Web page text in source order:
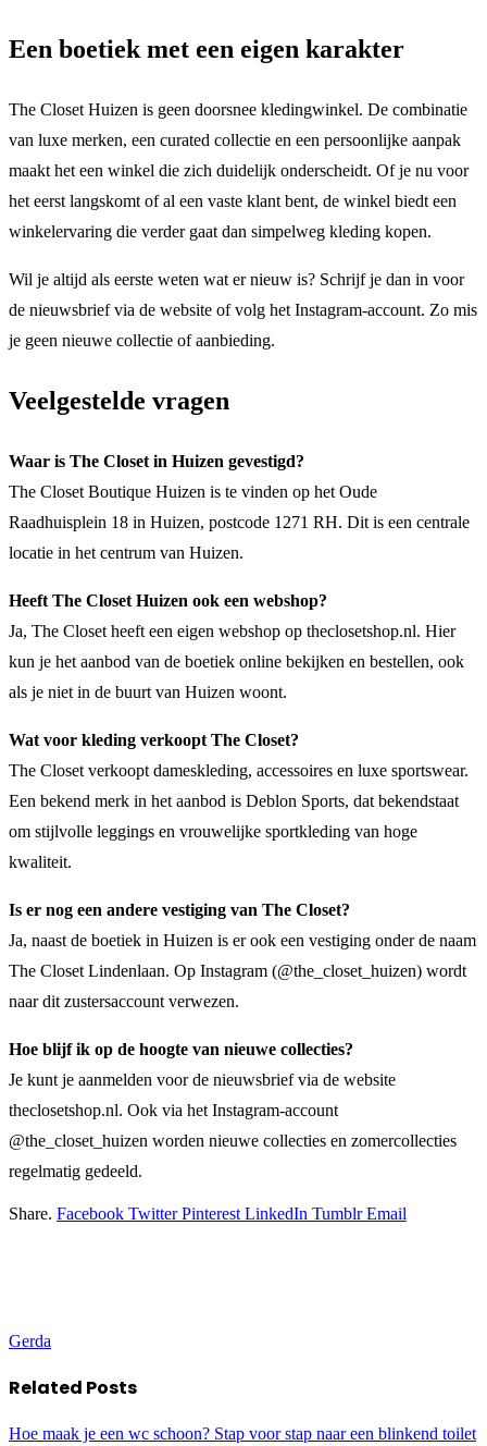
Een boetiek met een eigen karakter
The Closet Huizen is geen doorsnee kledingwinkel. De combinatie
van luxe merken, een curated collectie en een persoonlijke aanpak
maakt het een winkel die zich duidelijk onderscheidt. Of je nu voor
het eerst langskomt of al een vaste klant bent, de winkel biedt een
winkelervaring die verder gaat dan simpelweg kleding kopen.
Wil je altijd als eerste weten wat er nieuw is? Schrijf je dan in voor
de nieuwsbrief via de website of volg het Instagram-account. Zo mis
je geen nieuwe collectie of aanbieding.
Veelgestelde vragen
Waar is The Closet in Huizen gevestigd?
The Closet Boutique Huizen is te vinden op het Oude
Raadhuisplein 18 in Huizen, postcode 1271 RH. Dit is een centrale
locatie in het centrum van Huizen.
Heeft The Closet Huizen ook een webshop?
Ja, The Closet heeft een eigen webshop op theclosetshop.nl. Hier
kun je het aanbod van de boetiek online bekijken en bestellen, ook
als je niet in de buurt van Huizen woont.
Wat voor kleding verkoopt The Closet?
The Closet verkoopt dameskleding, accessoires en luxe sportswear.
Een bekend merk in het aanbod is Deblon Sports, dat bekendstaat
om stijlvolle leggings en vrouwelijke sportkleding van hoge
kwaliteit.
Is er nog een andere vestiging van The Closet?
Ja, naast de boetiek in Huizen is er ook een vestiging onder de naam
The Closet Lindenlaan. Op Instagram (@the_closet_huizen) wordt
naar dit zustersaccount verwezen.
Hoe blijf ik op de hoogte van nieuwe collecties?
Je kunt je aanmelden voor de nieuwsbrief via de website
theclosetshop.nl. Ook via het Instagram-account
@the_closet_huizen worden nieuwe collecties en zomercollecties
regelmatig gedeeld.
Share. Facebook Twitter Pinterest LinkedIn Tumblr Email
Gerda
Related Posts
Hoe maak je een wc schoon? Stap voor stap naar een blinkend toilet